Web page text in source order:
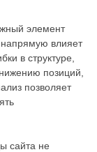
элемент
влияет
в структуре,
позиций,
позволяет
сайта не